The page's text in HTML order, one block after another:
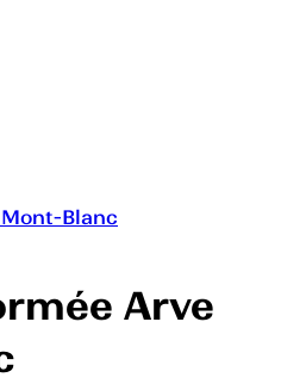
Blanc
Arve